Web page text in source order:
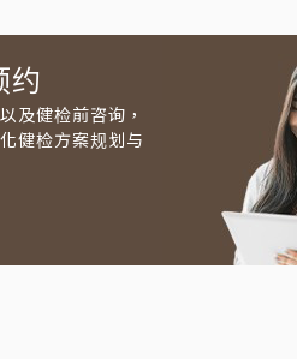
约
及健检前咨询，
健检方案规划与